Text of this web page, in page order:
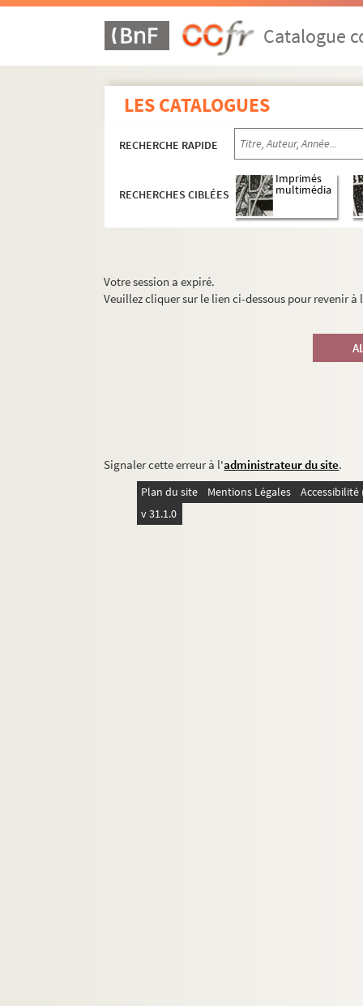
Catalogue
LES CATALOGUES
RECHERCHE RAPIDE
RECHERCHES CIBLÉES
Imprimés
multimédia
Votre session a expiré.
Veuillez cliquer sur le lien ci-dessous pour revenir
Signaler cette erreur à l'administrateur du site.
Plan du site Mentions Légales
v 31.1.0